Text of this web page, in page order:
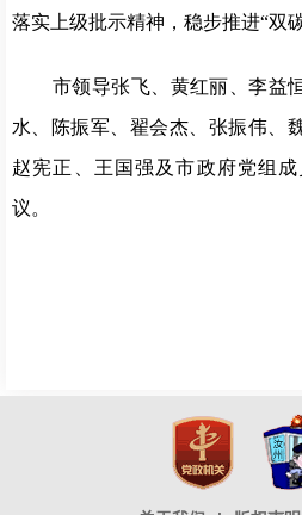
落实上级批示精神，稳步推进“双
市领导张飞、黄红丽、李益
水、陈振军、翟会杰、张振伟、
赵宪正、王国强及市政府党组
议。